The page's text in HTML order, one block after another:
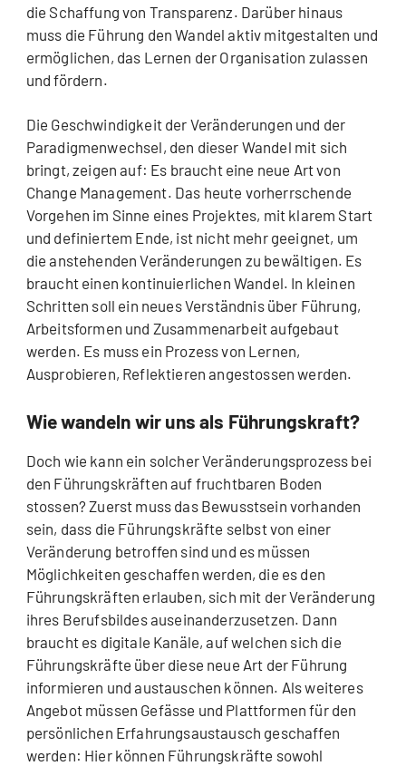
die Schaffung von Transparenz. Darüber hinaus
muss die Führung den Wandel aktiv mitgestalten und
ermöglichen, das Lernen der Organisation zulassen
und fördern.
Die Geschwindigkeit der Veränderungen und der
Paradigmenwechsel, den dieser Wandel mit sich
bringt, zeigen auf: Es braucht eine neue Art von
Change Management. Das heute vorherrschende
Vorgehen im Sinne eines Projektes, mit klarem Start
und definiertem Ende, ist nicht mehr geeignet, um
die anstehenden Veränderungen zu bewältigen. Es
braucht einen kontinuierlichen Wandel. In kleinen
Schritten soll ein neues Verständnis über Führung,
Arbeitsformen und Zusammenarbeit aufgebaut
werden. Es muss ein Prozess von Lernen,
Ausprobieren, Reflektieren angestossen werden.
Wie wandeln wir uns als Führungskraft?
Doch wie kann ein solcher Veränderungsprozess bei
den Führungskräften auf fruchtbaren Boden
stossen? Zuerst muss das Bewusstsein vorhanden
sein, dass die Führungskräfte selbst von einer
Veränderung betroffen sind und es müssen
Möglichkeiten geschaffen werden, die es den
Führungskräften erlauben, sich mit der Veränderung
ihres Berufsbildes auseinanderzusetzen. Dann
braucht es digitale Kanäle, auf welchen sich die
Führungskräfte über diese neue Art der Führung
informieren und austauschen können. Als weiteres
Angebot müssen Gefässe und Plattformen für den
persönlichen Erfahrungsaustausch geschaffen
werden: Hier können Führungskräfte sowohl